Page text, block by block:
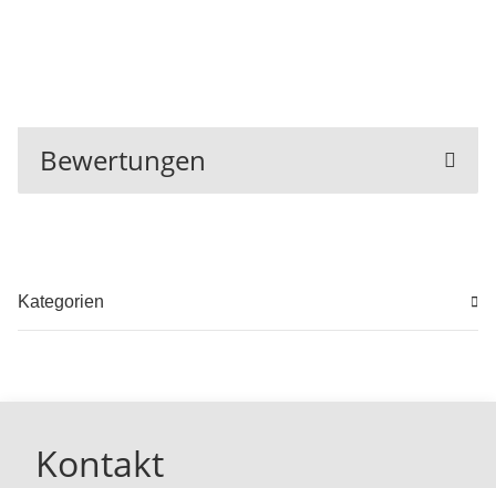
Bewertungen
Kategorien
Kontakt